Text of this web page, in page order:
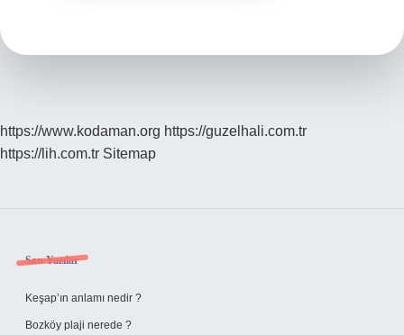
https://www.kodaman.org https://guzelhali.com.tr
https://lih.com.tr Sitemap
Sidebar
Son Yazılar
Keşap’ın anlamı nedir ?
Bozköy plaji nerede ?